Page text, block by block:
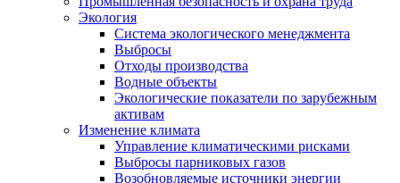
Экология
Система экологического менеджмента
Выбросы
Отходы производства
Водные объекты
Экологические показатели по зарубежным
активам
Изменение климата
Управление климатическими рисками
Выбросы парниковых газов
Возобновляемые источники энергии